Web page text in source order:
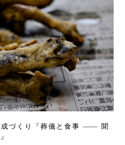
成づくり『葬儀と食事 —— 聞